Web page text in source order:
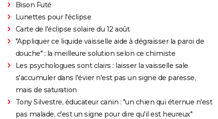
Bison Futé
Lunettes pour l'éclipse
Carte de l'éclipse solaire du 12 août
"Appliquer ce liquide vaisselle aide à dégraisser la paroi de
douche" : la meilleure solution selon ce chimiste
Les psychologues sont clairs : laisser la vaisselle sale
s'accumuler dans l'évier n'est pas un signe de paresse,
mais de saturation
Tony Silvestre, éducateur canin : "un chien qui éternue n'est
pas malade, c'est un signe pour dire qu'il est heureux"